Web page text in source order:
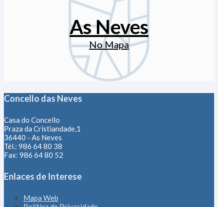
As Neves
No Mapa
Concello das Neves
Casa do Concello
Praza da Cristiandade,1
36440 - As Neves
Tél.: 986 64 80 38
Fax: 986 64 80 52
Enlaces de Interese
Mapa Web